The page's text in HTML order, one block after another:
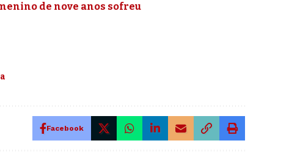
de nove anos sofreu
Facebook